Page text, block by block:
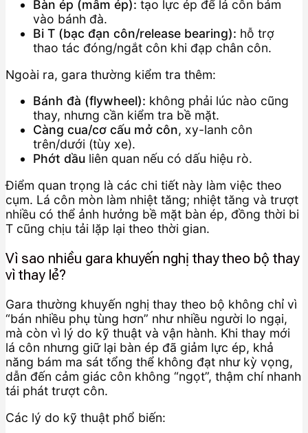
Bàn ép (mâm ép): tạo lực ép để lá côn bám
vào bánh đà.
Bi T (bạc đạn côn/release bearing): hỗ trợ
thao tác đóng/ngắt côn khi đạp chân côn.
Ngoài ra, gara thường kiểm tra thêm:
Bánh đà (flywheel): không phải lúc nào cũng
thay, nhưng cần kiểm tra bề mặt.
Càng cua/cơ cấu mở côn, xy-lanh côn
trên/dưới (tùy xe).
Phớt dầu liên quan nếu có dấu hiệu rò.
Điểm quan trọng là các chi tiết này làm việc theo
cụm. Lá côn mòn làm nhiệt tăng; nhiệt tăng và trượt
nhiều có thể ảnh hưởng bề mặt bàn ép, đồng thời bi
T cũng chịu tải lặp lại theo thời gian.
Vì sao nhiều gara khuyến nghị thay theo bộ thay
vì thay lẻ?
Gara thường khuyến nghị thay theo bộ không chỉ vì
“bán nhiều phụ tùng hơn” như nhiều người lo ngại,
mà còn vì lý do kỹ thuật và vận hành. Khi thay mới
lá côn nhưng giữ lại bàn ép đã giảm lực ép, khả
năng bám ma sát tổng thể không đạt như kỳ vọng,
dẫn đến cảm giác côn không “ngọt”, thậm chí nhanh
tái phát trượt côn.
Các lý do kỹ thuật phổ biến: